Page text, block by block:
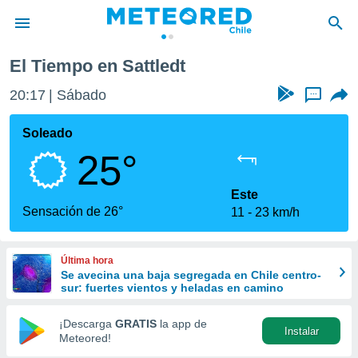
de
por
que se
calidad.
a este
las
y
forma
digital
basada
El Tiempo en Sattledt
20:17 Sábado ...
Soleado
25°
Sensación de 26°
Este
11
23 km/h
Última hora
Se avecina una baja segregada en Chile centro-
sur: fuertes vientos y heladas en camino
¡Descarga GRATIS la app de
Meteored!
Instalar